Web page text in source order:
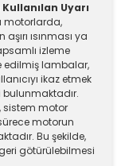
Uyarı
motorlarda,
ısınması ya
izleme
edilmiş lambalar,
ikaz etmek
bulunmaktadır.
sistem motor
motorun
Bu şekilde,
götürülebilmesi